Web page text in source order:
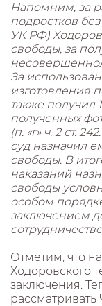
Напомним, за
подростков без
УК РФ)
свободы, за
За
изготовления
также получил
полученных
(п. «г» ч. 2 ст.
суд назначил
свободы. В
наказаний
свободы
особом
заключением
Отметим, что
Ходоровского
заключения.